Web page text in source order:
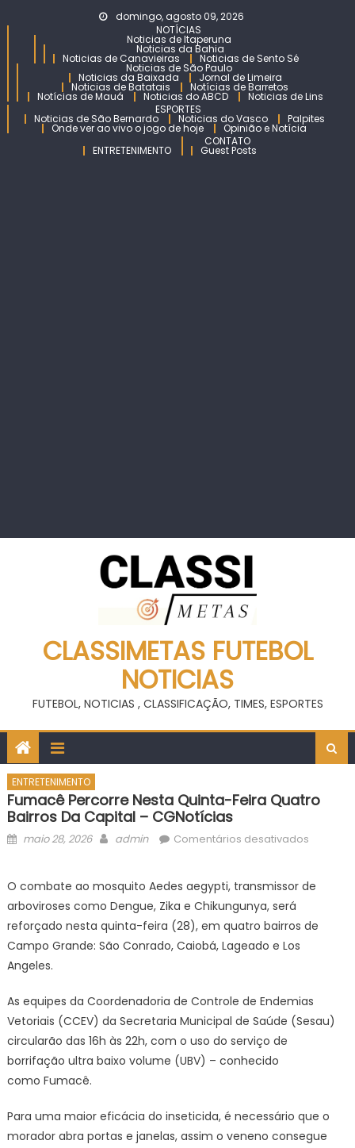
to
content
domingo, agosto 09, 2026
NOTÍCIAS
Noticias de Itaperuna
Noticias da Bahia
Noticias de Canavieiras Noticias de Sento Sé
Noticias de São Paulo
Noticias da Baixada Jornal de Limeira
Noticias de Batatais Notícias de Barretos
Notícias de Mauá Noticias do ABCD
Noticias de Lins
ESPORTES
Noticias de São Bernardo Noticias do Vasco Palpites
Onde ver ao vivo o jogo de hoje
Opinião e Notícia
ENTRETENIMENTO
CONTATO
Guest Posts
CLASSIMETAS FUTEBOL
NOTICIAS
FUTEBOL, NOTICIAS , CLASSIFICAÇÃO, TIMES, ESPORTES
ENTRETENIMENTO
Fumacê Percorre Nesta Quinta-Feira Quatro
Bairros Da Capital – CGNotícias
Posted
maio 28, 2026 Author
admin Comentários desativadosem
quinta-
quatro
–
O combate ao mosquito Aedes aegypti, transmissor de
arboviroses como Dengue, Zika e Chikungunya, será
reforçado nesta quinta-feira (28), em quatro bairros de
Campo Grande: São Conrado, Caiobá, Lageado e Los
Angeles.
As equipes da Coordenadoria de Controle de Endemias
Vetoriais (CCEV) da Secretaria Municipal de Saúde (Sesau)
circularão das 16h às 22h, com o uso do serviço de
borrifação ultra baixo volume (UBV) – conhecido
como Fumacê.
Para uma maior eficácia do inseticida, é necessário que o
morador abra portas e janelas, assim o veneno consegue